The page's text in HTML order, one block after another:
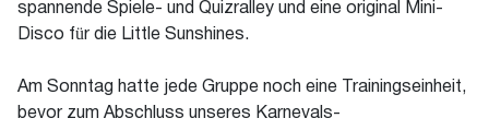
spannende Spiele- und Quizralley und eine original Mini-
Disco für die Little Sunshines.
Am Sonntag hatte jede Gruppe noch eine Trainingseinheit,
bevor zum Abschluss unseres Karnevals-